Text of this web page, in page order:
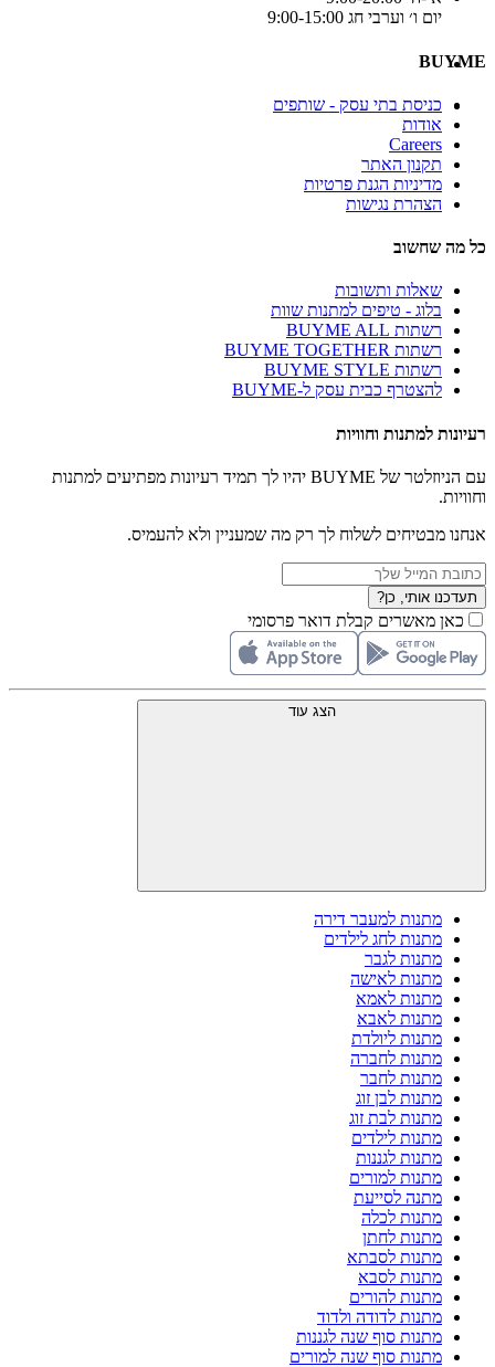
יום ו׳ וערבי חג 9:00-15:00
BUYME
כניסת בתי עסק - שותפים
אודות
Careers
תקנון האתר
מדיניות הגנת פרטיות
הצהרת נגישות
כל מה שחשוב
שאלות ותשובות
בלוג - טיפים למתנות שוות
רשתות BUYME ALL
רשתות BUYME TOGETHER
רשתות BUYME STYLE
להצטרף כבית עסק ל-BUYME
רעיונות למתנות וחוויות
עם הניוזלטר של BUYME יהיו לך תמיד רעיונות מפתיעים למתנות
וחוויות.
אנחנו מבטיחים לשלוח לך רק מה שמעניין ולא להעמיס.
תעדכנו אותי, כן?
כאן מאשרים קבלת דואר פרסומי
הצג עוד
מתנות למעבר דירה
מתנות לחג לילדים
מתנות לגבר
מתנות לאישה
מתנות לאמא
מתנות לאבא
מתנות ליולדת
מתנות לחברה
מתנות לחבר
מתנות לבן זוג
מתנות לבת זוג
מתנות לילדים
מתנות לגננות
מתנות למורים
מתנה לסייעת
מתנות לכלה
מתנות לחתן
מתנות לסבתא
מתנות לסבא
מתנות להורים
מתנות לדודה ולדוד
מתנות סוף שנה לגננות
מתנות סוף שנה למורים